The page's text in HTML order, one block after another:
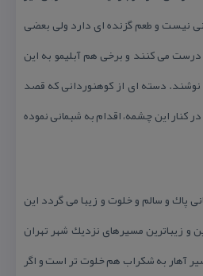
نیست و طعم گزنده ای دارد ولی بعضی
درست می كنند و برخی هم آبلیمو به این
دسته ای از كوهنوردانی كه قصد
كنار این چشمه، اقدام به شبمانی نموده
و سالم و خلوت و زیبا می گردد این
و زیباترین مسیرهای نزدیك شهر تهران
آهار به شكراب هم خلوت تر است و اگر